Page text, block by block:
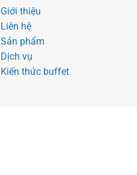
Giới thiệu
Liên hệ
Sản phẩm
Dịch vụ
Kiến thức buffet